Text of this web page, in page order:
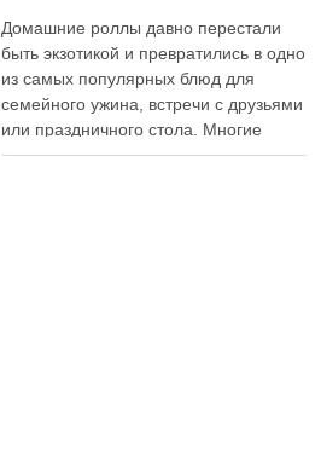
Домашние роллы давно перестали
быть экзотикой и превратились в одно
из самых популярных блюд для
семейного ужина, встречи с друзьями
или праздничного стола. Многие
считают, что приготовление японских